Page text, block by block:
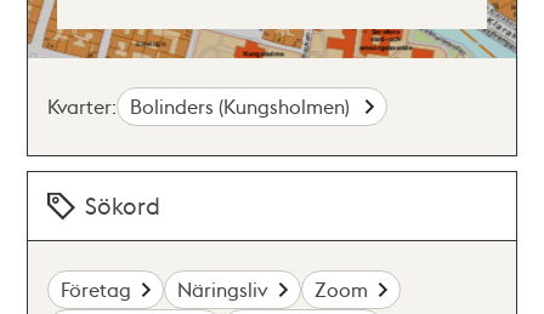
Kvarter: Bolinders (Kungsholmen)
Sökord
Företag Näringsliv
Zoom